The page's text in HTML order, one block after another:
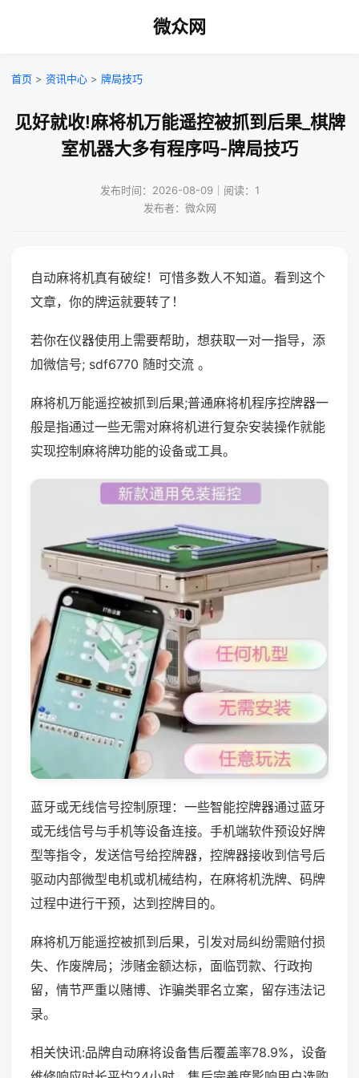
微众网
首页 > 资讯中心 > 牌局技巧
见好就收!麻将机万能遥控被抓到后果_棋牌
室机器大多有程序吗-牌局技巧
发布时间：2026-08-09｜阅读：1
发布者：微众网
自动麻将机真有破绽！可惜多数人不知道。看到这个
文章，你的牌运就要转了！
若你在仪器使用上需要帮助，想获取一对一指导，添
加微信号; sdf6770 随时交流 。
麻将机万能遥控被抓到后果;普通麻将机程序控牌器一
般是指通过一些无需对麻将机进行复杂安装操作就能
实现控制麻将牌功能的设备或工具。
蓝牙或无线信号控制原理：一些智能控牌器通过蓝牙
或无线信号与手机等设备连接。手机端软件预设好牌
型等指令，发送信号给控牌器，控牌器接收到信号后
驱动内部微型电机或机械结构，在麻将机洗牌、码牌
过程中进行干预，达到控牌目的。
麻将机万能遥控被抓到后果，引发对局纠纷需赔付损
失、作废牌局；涉赌金额达标，面临罚款、行政拘
留，情节严重以赌博、诈骗类罪名立案，留存违法记
录。
相关快讯:品牌自动麻将设备售后覆盖率78.9%，设备